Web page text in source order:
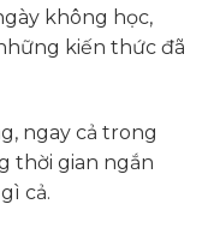
không học,
kiến thức đã
ngay cả trong
thời gian ngắn
cả.